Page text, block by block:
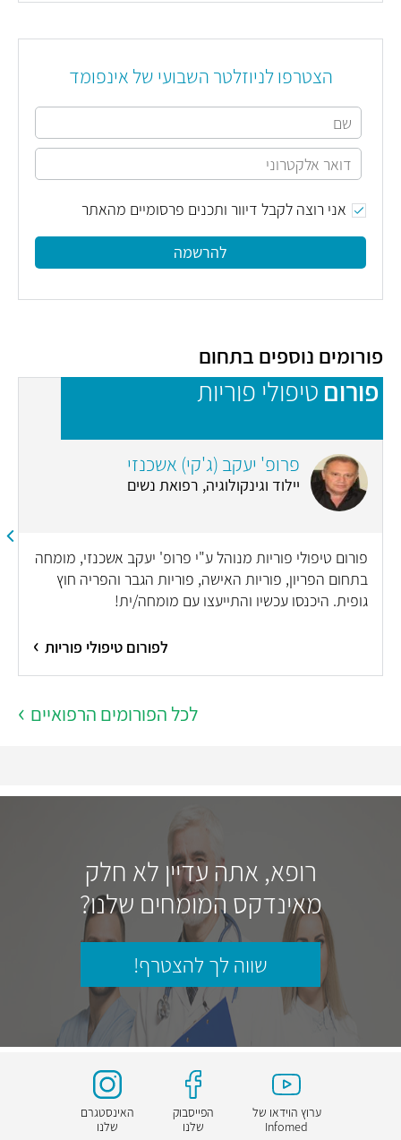
הצטרפו לניוזלטר השבועי של אינפומד
אני רוצה לקבל דיוור ותכנים פרסומיים מהאתר
להרשמה
פורומים נוספים בתחום
פורום טיפולי פוריות
פרופ' יעקב (ג'קי) אשכנזי
יילוד וגינקולוגיה, רפואת נשים
פורום טיפולי פוריות מנוהל ע"י פרופ' יעקב אשכנזי, מומחה
בתחום הפריון, פוריות האישה, פוריות הגבר והפריה חוץ
גופית. היכנסו עכשיו והתייעצו עם מומחה/ית!
לפורום טיפולי פוריות
לכל הפורומים הרפואיים
רופא, אתה עדיין לא חלק
מאינדקס המומחים שלנו?
שווה לך להצטרף!
ערוץ הוידאו של
Infomed
הפייסבוק
שלנו
האינסטגרם
שלנו